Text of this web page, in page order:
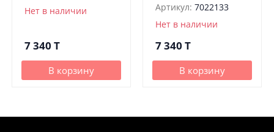
Нет в наличии
7 340 T
В корзину
Артикул: 7022133
Нет в наличии
7 340 T
В корзину